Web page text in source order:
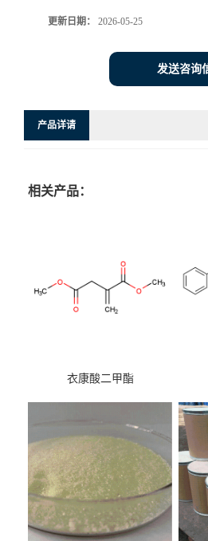
更新日期： 2026-05-25
发送咨询
产品详请
相关产品：
衣康酸二甲酯